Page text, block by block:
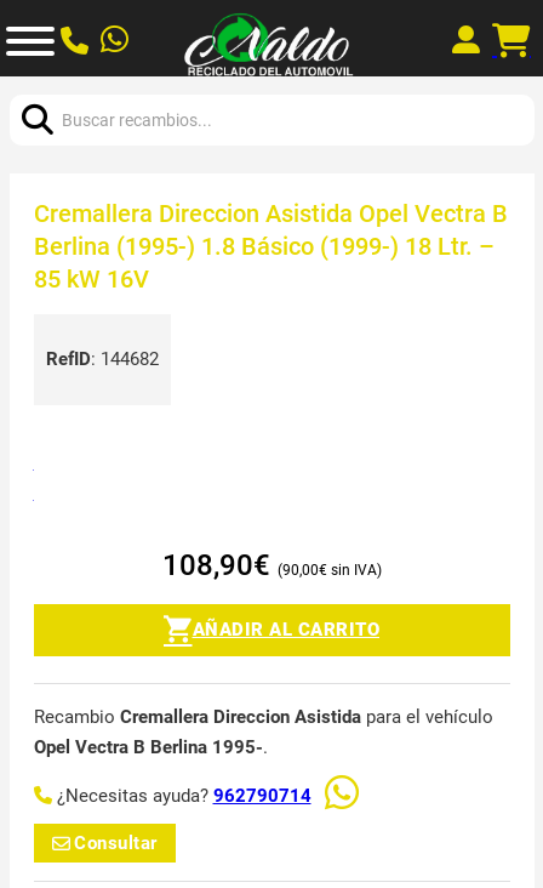
Cremallera Direccion Asistida Opel Vectra B
Berlina (1995-) 1.8 Básico (1999-) 18 Ltr. –
85 kW 16V
RefID: 144682
108,90€ 90,00€
AÑADIR AL CARRITO
Recambio Cremallera Direccion Asistidapara el vehículo
Opel Vectra B Berlina 1995-.
¿Necesitas ayuda? 962790714
Consultar